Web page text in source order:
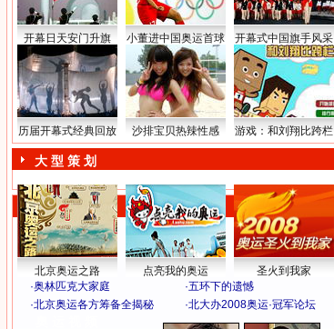
开幕日天安门升旗 小董进中国奥运首球 开幕式中国旗手风采
历届开幕式经典回放 沙排宝贝热辣性感 游戏：和刘翔比跨栏
大 型 策 划
北京奥运之路 点亮我的奥运
圣火到我家
·奥林匹克大家庭 ·五环下的遗憾
·北京奥运各方筹备全揭秘 ·北大办2008奥运·冠军论坛